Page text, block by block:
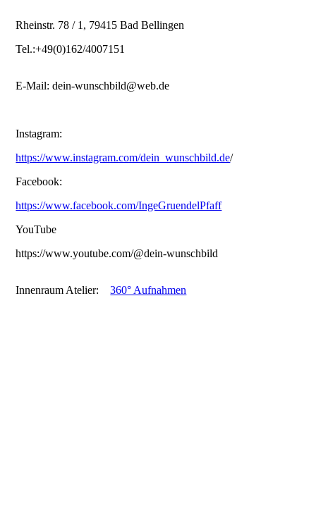
Rheinstr. 78 / 1, 79415 Bad Bellingen
Tel.:+49(0)162/4007151
E-Mail: dein-wunschbild@web.de
Instagram:
https://www.instagram.com/dein_wunschbild.de/
Facebook:
https://www.facebook.com/IngeGruendelPfaff
YouTube
https://www.youtube.com/@dein-wunschbild
Innenraum Atelier: 360° Aufnahmen